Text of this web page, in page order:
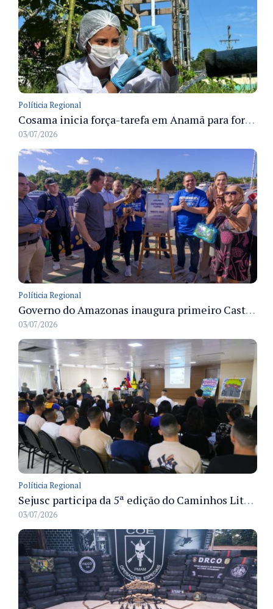
Políticia Regional
Cosama inicia força-tarefa em Anamã para fortalecer abastecimento de água e segurança hídrica da população
03/07/2026
Políticia Regional
Governo do Amazonas inaugura primeiro Castramóvel Fluvial para atendimento veterinário às comunidades ribeirinhas e castração gratuita
03/07/2026
Políticia Regional
Sejusc participa da 5ª edição do Caminhos Literários com foco na cultura hip-hop nas unidades socioeducativas
03/07/2026